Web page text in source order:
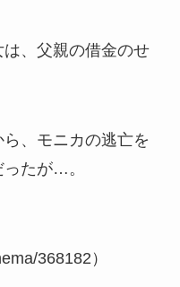
、父親の借金のせ
、モニカの逃亡を
たが…。
368182）